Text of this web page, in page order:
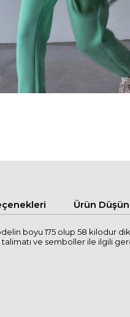
Ürün
boyu 175 olup 58 kilodur
ve semboller ile ilgili